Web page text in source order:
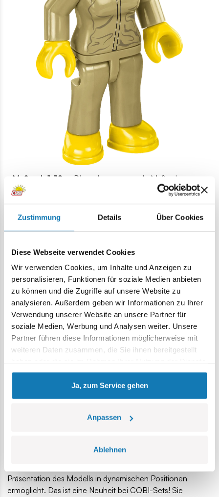
Zustimmung Details Über Cookies
Diese Webseite verwendet Cookies
Wir verwenden Cookies, um Inhalte und Anzeigen zu
personalisieren, Funktionen für soziale Medien anbieten
zu können und die Zugriffe auf unsere Website zu
analysieren. Außerdem geben wir Informationen zu Ihrer
Verwendung unserer Website an unsere Partner für
soziale Medien, Werbung und Analysen weiter. Unsere
Partner führen diese Informationen möglicherweise mit
weiteren Daten zusammen, die Sie ihnen bereitgestellt
gesammelt haben.
Ja, zum Service gehen
Anpassen
Ablehnen
• Maßstab 1:32 – Dieser hervorragende Maßstab
ermöglicht eine originalgetreue Wiedergabe der
technischen Details der Maschine und macht das Modell
gleichzeitig zu einem attraktiven Element für jedes
bewegliche Steuerflächen und ein zu öffnendes Cockpit, in
das die mitgelieferte Figur eingesetzt werden kann. Dies
sorgt nicht nur für ein realistisches Aussehen, sondern auch
für interaktive Funktionen, die den Spielwert steigern.
• Präsentationsständer – Das Set enthält einen
Präsentation des Modells in dynamischen Positionen
ermöglicht. Das ist eine Neuheit bei COBI-Sets! Sie